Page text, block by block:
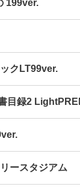
199ver.
クLT99ver.
目録2
ースタジアム